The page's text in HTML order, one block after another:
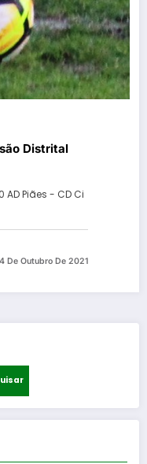
Distrital
Piães - CD Ci
De Outubro De 2021